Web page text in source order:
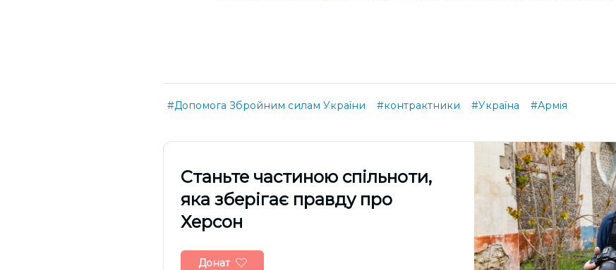
#Допомога Збройним силам України #контрактники #Україна #Армія
Cтаньте частиною спільноти,
яка зберігає правду про
Херсон
Донат